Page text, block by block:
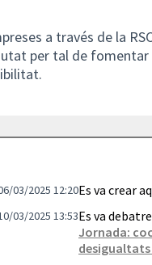
a través de la
per tal de
03/2025 12:20Es va crear
03/2025 13:53Es va
Jornada:
desigualtats